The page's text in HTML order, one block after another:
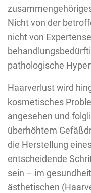
Nicht von der
nicht von
pathologische
Haarverlust wird
kosmetisches
angesehen und
überhöhtem
die Herstellung
entscheidende
sein – im
ästhetischen